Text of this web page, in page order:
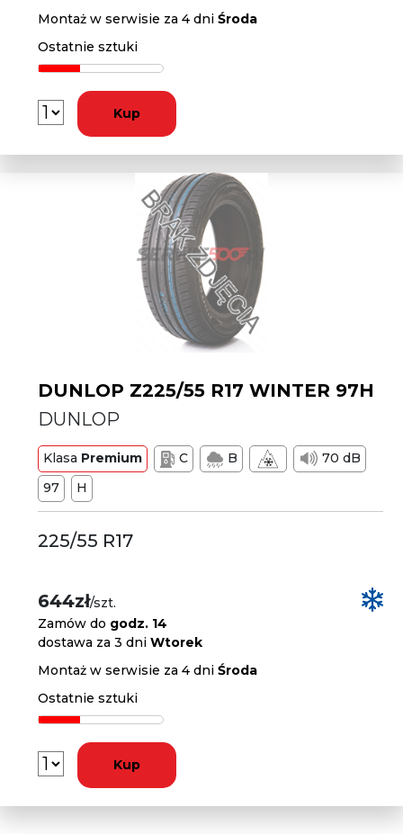
Montaż w serwisie za 4 dniŚroda
Ostatnie sztuki
Kup
DUNLOP Z225/55 R17 WINTER 97H
DUNLOP
Klasa Premium C B
70 dB
97
H
225/55 R17
644zł/szt.
Zamów do godz. 14
dostawa za 3 dniWtorek
Montaż w serwisie za 4 dniŚroda
Ostatnie sztuki
Kup